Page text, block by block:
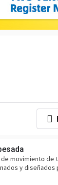
movimiento de
y diseñados